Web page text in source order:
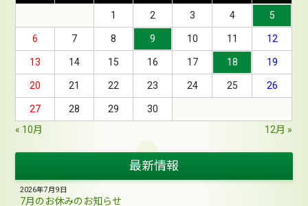
1 2 3 4 5
6 7 8 9 10 11 12
13 14 15 16 17 18 19
20 21 22 23 24 25 26
27 28 29
30
« 10月
12月 »
最新情報
7月のお休みのお知らせ
2026年7月9日